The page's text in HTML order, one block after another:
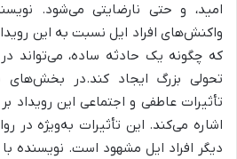
امید، و حتی نارضایتی می‌شود.
واکنش‌های افراد ایل نسبت به این
که چگونه یک حادثه ساده، می‌تواند
تحولی بزرگ ایجاد کند.در
تأثیرات عاطفی و اجتماعی این
اشاره می‌کند. این تأثیرات به‌ویژه در
دیگر افراد ایل مشهود است. نویسنده